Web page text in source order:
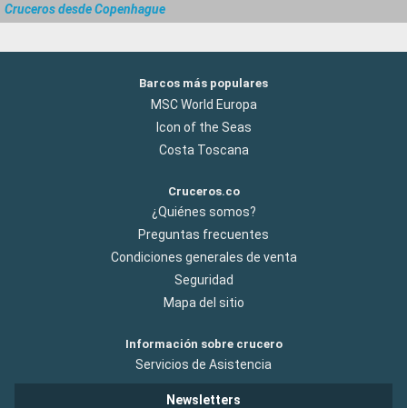
Cruceros desde Copenhague
Barcos más populares
MSC World Europa
Icon of the Seas
Costa Toscana
Cruceros.co
¿Quiénes somos?
Preguntas frecuentes
Condiciones generales de venta
Seguridad
Mapa del sitio
Información sobre crucero
Servicios de Asistencia
Newsletters